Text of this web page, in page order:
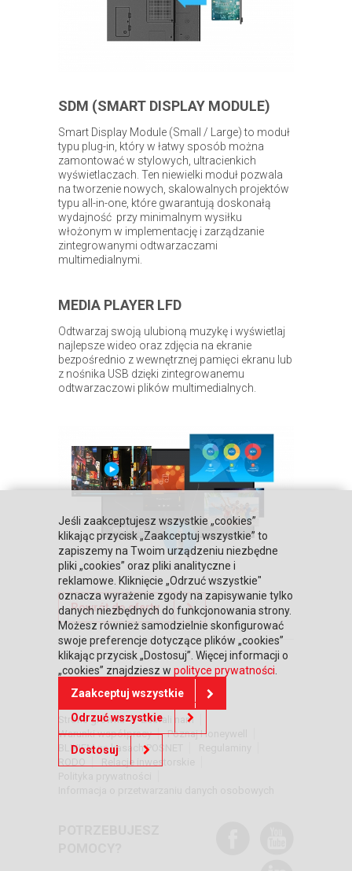
SDM (SMART DISPLAY MODULE)
Smart Display Module (Small / Large) to moduł
typu plug-in, który w łatwy sposób można
zamontować w stylowych, ultracienkich
wyświetlaczach. Ten niewielki moduł pozwala
na tworzenie nowych, skalowalnych projektów
typu all-in-one, które gwarantują doskonałą
wydajność przy minimalnym wysiłku
włożonym w implementację i zarządzanie
zintegrowanymi odtwarzaczami
multimedialnymi.
MEDIA PLAYER LFD
Odtwarzaj swoją ulubioną muzykę i wyświetlaj
najlepsze wideo oraz zdjęcia na ekranie
bezpośrednio z wewnętrznej pamięci ekranu lub
z nośnika USB dzięki zintegrowanemu
odtwarzaczowi plików multimedialnych.
Powrót do oferty
DOWIEDZ SIĘ WIĘCEJ
Strona główna
Zaufali nam
Warunki współpracy
Poznaj Honeywell
BLIKIEM na kasach POSNET
Jeśli zaakceptujesz wszystkie „cookies”
klikając przycisk „Zaakceptuj wszystkie” to
zapiszemy na Twoim urządzeniu niezbędne
pliki „cookies” oraz pliki analityczne i
reklamowe. Kliknięcie „Odrzuć wszystkie"
oznacza wyrażenie zgody na zapisywanie tylko
danych niezbędnych do funkcjonowania strony.
Możesz również samodzielnie skonfigurować
swoje preferencje dotyczące plików „cookies”
klikając przycisk „Dostosuj”. Więcej informacji o
„cookies” znajdziesz w polityce prywatności.
Zaakceptuj wszystkie
Odrzuć wszystkie
Dostosuj